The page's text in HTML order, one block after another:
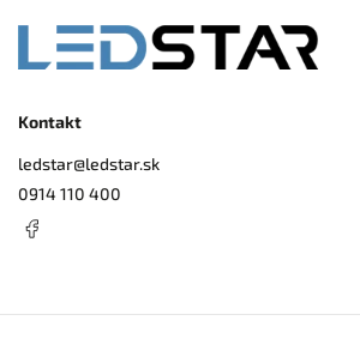
Kontakt
ledstar@ledstar.sk
0914 110 400